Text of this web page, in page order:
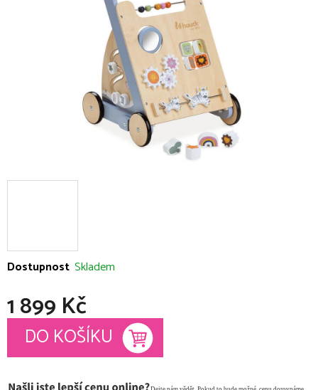
Dostupnost Skladem
1 899 Kč
Měrná cena:
DO KOŠÍKU